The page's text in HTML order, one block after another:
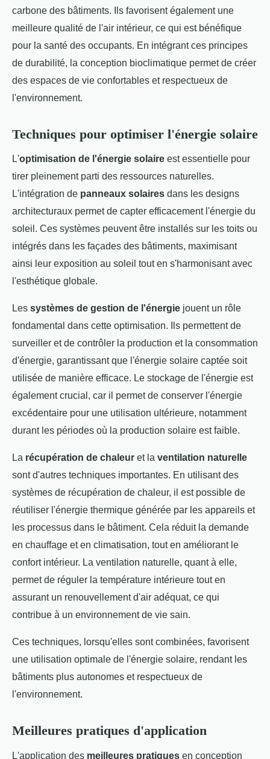
carbone des bâtiments. Ils favorisent également une
meilleure qualité de l'air intérieur, ce qui est bénéfique
pour la santé des occupants. En intégrant ces principes
de durabilité, la conception bioclimatique permet de créer
des espaces de vie confortables et respectueux de
l'environnement.
Techniques pour optimiser l'énergie solaire
L'optimisation de l'énergie solaire est essentielle pour
tirer pleinement parti des ressources naturelles.
L'intégration de panneaux solaires dans les designs
architecturaux permet de capter efficacement l'énergie du
soleil. Ces systèmes peuvent être installés sur les toits ou
intégrés dans les façades des bâtiments, maximisant
ainsi leur exposition au soleil tout en s'harmonisant avec
l'esthétique globale.
Les systèmes de gestion de l'énergie jouent un rôle
fondamental dans cette optimisation. Ils permettent de
surveiller et de contrôler la production et la consommation
d'énergie, garantissant que l'énergie solaire captée soit
utilisée de manière efficace. Le stockage de l'énergie est
également crucial, car il permet de conserver l'énergie
excédentaire pour une utilisation ultérieure, notamment
durant les périodes où la production solaire est faible.
La récupération de chaleur et la ventilation naturelle
sont d'autres techniques importantes. En utilisant des
systèmes de récupération de chaleur, il est possible de
réutiliser l'énergie thermique générée par les appareils et
les processus dans le bâtiment. Cela réduit la demande
en chauffage et en climatisation, tout en améliorant le
confort intérieur. La ventilation naturelle, quant à elle,
permet de réguler la température intérieure tout en
assurant un renouvellement d'air adéquat, ce qui
contribue à un environnement de vie sain.
Ces techniques, lorsqu'elles sont combinées, favorisent
une utilisation optimale de l'énergie solaire, rendant les
bâtiments plus autonomes et respectueux de
l'environnement.
Meilleures pratiques d'application
L'application des meilleures pratiques en conception